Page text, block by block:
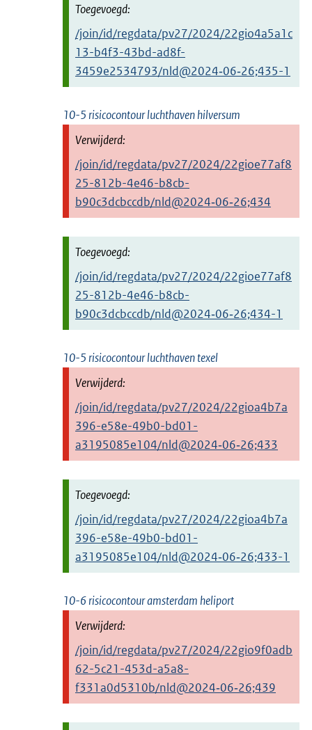
/join/id/regdata/pv27/2024/22gio4a5a1c
13-b4f3-43bd-ad8f-
3459e2534793/nld@2024‑06‑26;435-1
10-5 risicocontour luchthaven hilversum
/join/id/regdata/pv27/2024/22gioe77af8
25-812b-4e46-b8cb-
b90c3dcbccdb/nld@2024‑06‑26;434
/join/id/regdata/pv27/2024/22gioe77af8
25-812b-4e46-b8cb-
b90c3dcbccdb/nld@2024‑06‑26;434-1
10-5 risicocontour luchthaven texel
/join/id/regdata/pv27/2024/22gioa4b7a
396-e58e-49b0-bd01-
a3195085e104/nld@2024‑06‑26;433
/join/id/regdata/pv27/2024/22gioa4b7a
396-e58e-49b0-bd01-
a3195085e104/nld@2024‑06‑26;433-1
10-6 risicocontour amsterdam heliport
/join/id/regdata/pv27/2024/22gio9f0adb
62-5c21-453d-a5a8-
f331a0d5310b/nld@2024‑06‑26;439